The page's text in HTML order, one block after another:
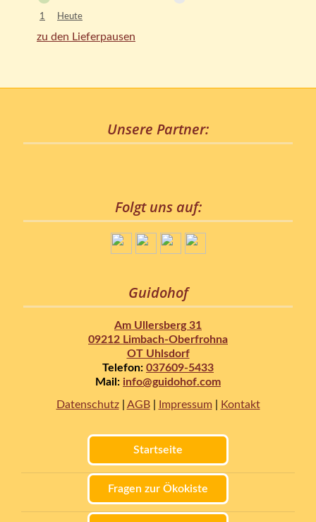
1 Heute
zu den Lieferpausen
Unsere Partner:
Folgt uns auf:
Guidohof
Am Ullersberg 31
09212 Limbach-Oberfrohna
OT Uhlsdorf
Telefon: 037609-5433
Mail: info@guidohof.com
Datenschutz| AGB| Impressum Kontakt
Startseite
Fragen zur Ökokiste